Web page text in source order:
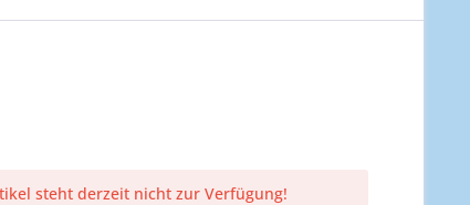
steht derzeit nicht zur Verfügung!